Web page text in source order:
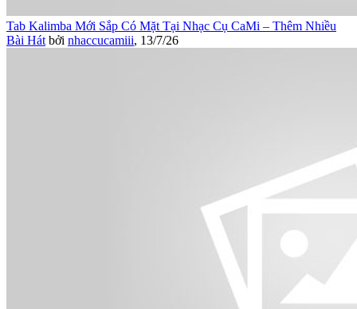
Tab Kalimba Mới Sắp Có Mặt Tại Nhạc Cụ CaMi – Thêm Nhiều
Bài Hát bởi nhaccucamiii, 13/7/26